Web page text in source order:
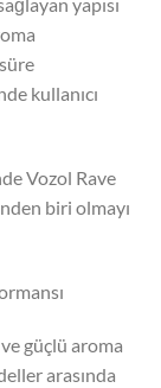
kullanıcı
Vozol Rave
biri olmayı
güçlü aroma
arasında